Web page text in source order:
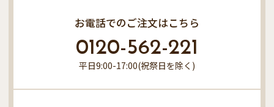
お電話でのご注文はこちら
0120-562-221
平日9:00-17:00(祝祭日を除く)